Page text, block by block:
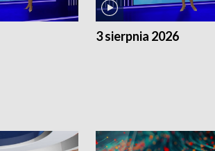
3 sierpnia 2026